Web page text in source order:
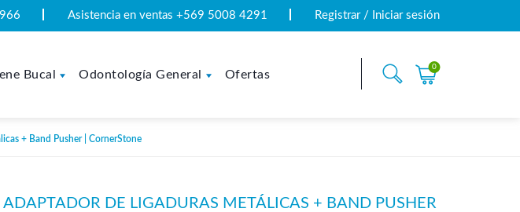
Asistencia en ventas +569 5008 4291 Registrar / Iniciar sesión
Bucal Odontología General Ofertas
0
+ Band Pusher | CornerStone
ADAPTADOR DE LIGADURAS METÁLICAS + BAND PUSHER